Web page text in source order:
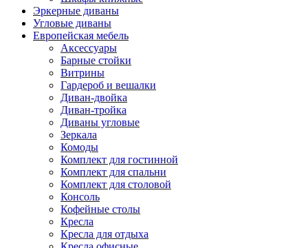
Эркерные диваны
Угловые диваны
Европейская мебель
Аксессуары
Барные стойки
Витрины
Гардероб и вешалки
Диван-двойка
Диван-тройка
Диваны угловые
Зеркала
Комоды
Комплект для гостинной
Комплект для спальни
Комплект для столовой
Консоль
Кофейные столы
Кресла
Кресла для отдыха